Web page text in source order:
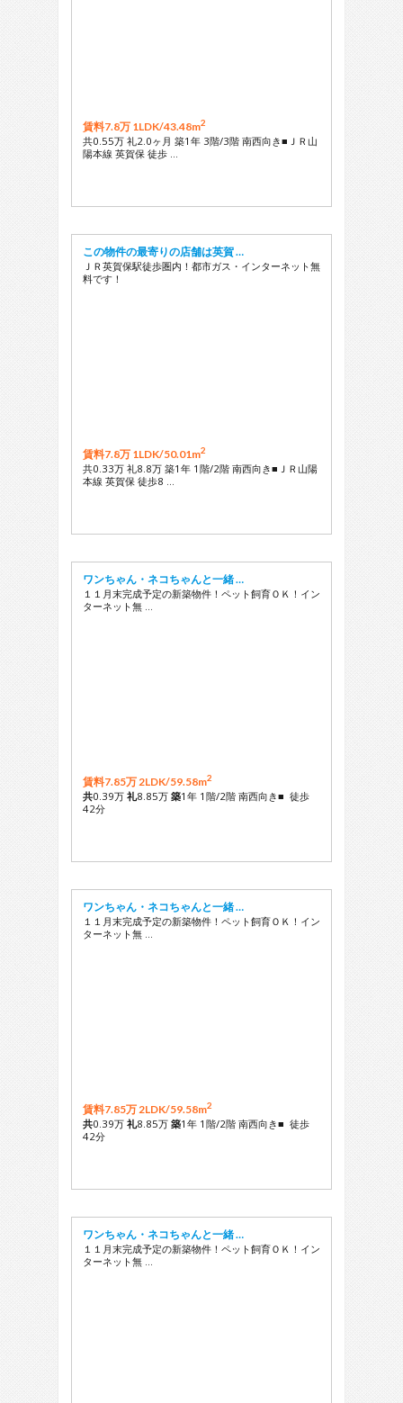
賃料7.8万 1LDK/43.48m2
共0.55万 礼2.0ヶ月 築1年 3階/3階 南西向き■ＪＲ山
陽本線 英賀保 徒歩 …
この物件の最寄りの店舗は英賀 …
ＪＲ英賀保駅徒歩圏内！都市ガス・インターネット無
料です！
賃料7.8万 1LDK/50.01m2
共0.33万 礼8.8万 築1年 1階/2階 南西向き■ＪＲ山陽
本線 英賀保 徒歩8 …
ワンちゃん・ネコちゃんと一緒 …
１１月末完成予定の新築物件！ペット飼育ＯＫ！イン
ターネット無 …
賃料7.85万 2LDK/59.58m2
共0.39万 礼8.85万 築1年 1階/2階 南西向き■ 徒歩
42分
ワンちゃん・ネコちゃんと一緒 …
１１月末完成予定の新築物件！ペット飼育ＯＫ！イン
ターネット無 …
賃料7.85万 2LDK/59.58m2
共0.39万 礼8.85万 築1年 1階/2階 南西向き■ 徒歩
42分
ワンちゃん・ネコちゃんと一緒 …
１１月末完成予定の新築物件！ペット飼育ＯＫ！イン
ターネット無 …